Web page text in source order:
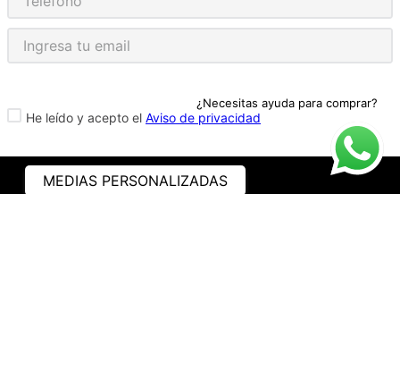
¿Necesitas ayuda para comprar?
He leído y acepto el Aviso de privacidad
MEDIAS PERSONALIZADAS